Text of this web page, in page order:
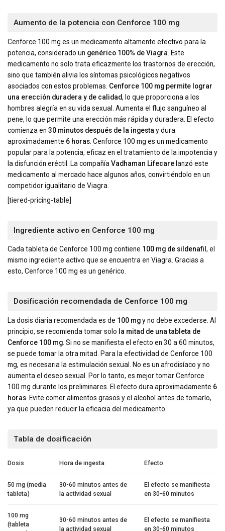
Aumento de la potencia con Cenforce 100 mg
Cenforce 100 mg es un medicamento altamente efectivo para la
potencia, considerado un genérico 100% de Viagra . Este
medicamento no solo trata eficazmente los trastornos de erección,
sino que también alivia los síntomas psicológicos negativos
asociados con estos problemas. Cenforce 100 mg permite lograr
una erección duradera y de calidad, lo que proporciona a los
hombres alegría en su vida sexual. Aumenta el flujo sanguíneo al
pene, lo que permite una erección más rápida y duradera. El efecto
comienza en 30 minutos después de la ingesta y dura
aproximadamente 6 horas . Cenforce 100 mg es un medicamento
popular para la potencia, eficaz en el tratamiento de la impotencia y
la disfunción eréctil. La compañía Vadhaman Lifecare lanzó este
medicamento al mercado hace algunos años, convirtiéndolo en un
competidor igualitario de Viagra.
[tiered-pricing-table]
Ingrediente activo en Cenforce 100 mg
Cada tableta de Cenforce 100 mg contiene 100 mg de sildenafil , el
mismo ingrediente activo que se encuentra en Viagra. Gracias a
esto, Cenforce 100 mg es un genérico.
Dosificación recomendada de Cenforce 100 mg
La dosis diaria recomendada es de 100 mgy no debe excederse. Al
principio, se recomienda tomar solo la mitad de una tableta de
Cenforce 100 mg . Si no se manifiesta el efecto en 30 a 60 minutos,
se puede tomar la otra mitad. Para la efectividad de Cenforce 100
mg, es necesaria la estimulación sexual. No es un afrodisíaco y no
aumenta el deseo sexual. Por lo tanto, es mejor tomar Cenforce
100 mg durante los preliminares. El efecto dura aproximadamente 6
horas . Evite comer alimentos grasos y el alcohol antes de tomarlo,
ya que pueden reducir la eficacia del medicamento.
Tabla de dosificación
Dosis Hora de ingesta Efecto
50 mg (media
tableta)
30-60 minutos antes de
la actividad sexual
El efecto se manifiesta
en 30-60 minutos
100 mg
(tableta
30-60 minutos antes de
la actividad sexual
El efecto se manifiesta
en 30-60 minutos